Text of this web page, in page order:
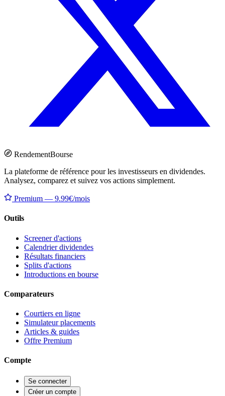
RendementBourse
La plateforme de référence pour les investisseurs en dividendes.
Analysez, comparez et suivez vos actions simplement.
Premium — 9.99€/mois
Outils
Screener d'actions
Calendrier dividendes
Résultats financiers
Splits d'actions
Introductions en bourse
Comparateurs
Courtiers en ligne
Simulateur placements
Articles & guides
Offre Premium
Compte
Se connecter
Créer un compte